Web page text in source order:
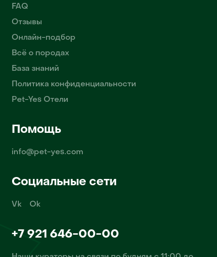
FAQ
Отзывы
Онлайн-подбор
Всё о породах
База знаний
Политика конфиденциальности
Pet-Yes Отели
Помощь
info@pet-yes.com
Социальные сети
Vk Ok
+7 921 646-00-00